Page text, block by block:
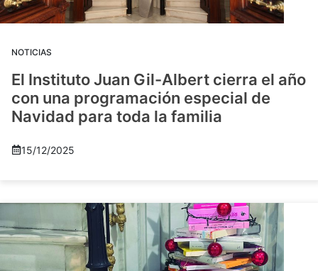
NOTICIAS
El Instituto Juan Gil-Albert cierra el año
con una programación especial de
Navidad para toda la familia
15/12/2025